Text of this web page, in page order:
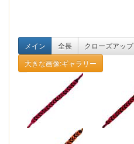
メイン 全長 クローズアップ
大きな画像:ギャラリー